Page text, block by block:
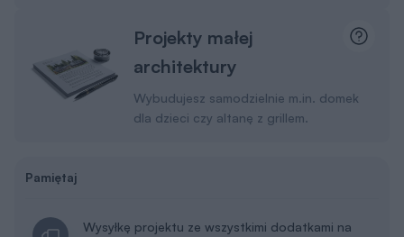
Projekty małej
architektury
Wybudujesz samodzielnie m.in. domek
dla dzieci czy altanę z grillem.
Pamiętaj
Wysyłkę projektu ze wszystkimi dodatkami na